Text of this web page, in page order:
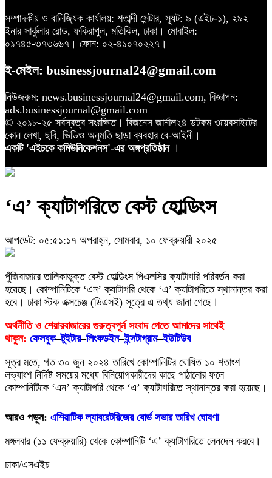
সম্পাদকীয় ও বানিজ্যিক কার্যালয়: শতাব্দী সেন্টার, স্যূট: ৯ (এইচ-১), ২৯২
ইনার সার্কুলার রোড, ফকিরাপুল, মতিঝিল, ঢাকা। মোবাইল:
০১৭৪৫-৩৭৩৬৬৭। ফোন: ০২-৪১০৭০২২৭।
ই-মেইল: businessjournal24@gmail.com
নিউজরুম: news.businessjournal24@gmail.com, বিজ্ঞাপন:
ads.businessjournal@gmail.com
© ২০১৮-২৫ সর্বস্বত্ব সংরক্ষিত। বিজনেস জার্নাল২৪ ডটকম ওয়েবসাইটের
কোন লেখা, ছবি, ভিডিও অনুমতি ছাড়া ব্যবহার বে-আইনী।
একটি 'এইচকে কমিউনিকেশনস'-এর অঙ্গপ্রতিষ্ঠান ।
‘এ’ ক্যাটাগরিতে বেস্ট হোল্ডিংস
আপডেট: ০৫:৫১:১৭ অপরাহ্ন, সোমবার, ১০ ফেব্রুয়ারী ২০২৫
পুঁজিবাজারে তালিকাভুক্ত বেস্ট হোল্ডিংস পিএলসির ক্যাটাগরি পরিবর্তন করা
হয়েছে। কোম্পানিটিকে ‘এন’ ক্যাটাগরি থেকে ‘এ’ ক্যাটাগরিতে স্থানান্তর করা
হবে। ঢাকা স্টক এক্সচেঞ্জ (ডিএসই) সূত্রে এ তথ্য জানা গেছে।
অর্থনীতি ও শেয়ারবাজারের গুরুত্বপূর্ন সংবাদ পেতে আমাদের সাথেই
থাকুন: ফেসবুক–টুইটার–লিংকডইন–ইন্সটাগ্রাম–ইউটিউব
সূত্র মতে, গত ৩০ জুন ২০২৪ তারিখে কোম্পানিটির ঘোষিত ১০ শতাংশ
লভ্যাংশ নির্দিষ্ট সময়ের মধ্যে বিনিয়োগকারীদের কাছে পাঠানোর ফলে
কোম্পানিটিকে ‘এন’ ক্যাটাগরি থেকে ‘এ’ ক্যাটাগরিতে স্থানান্তর করা হয়েছে।
আরও পড়ুন: এশিয়াটিক ল্যাবরেটরিজের বোর্ড সভার তারিখ ঘোষণা
মঙ্গলবার (১১ ফেব্রুয়ারি) থেকে কোম্পানিটি ‘এ’ ক্যাটাগরিতে লেনদেন করবে।
ঢাকা/এসএইচ